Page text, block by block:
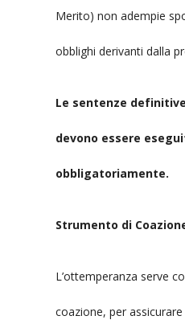
Merito) non adempie
obblighi derivanti dalla
Le sentenze
devono essere
obbligatoriamente.
Strumento di
L’ottemperanza serve
coazione, per